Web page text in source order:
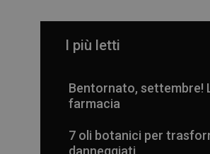
I più letti
Bentornato, settembre!
farmacia
7 oli botanici per
danneggiati